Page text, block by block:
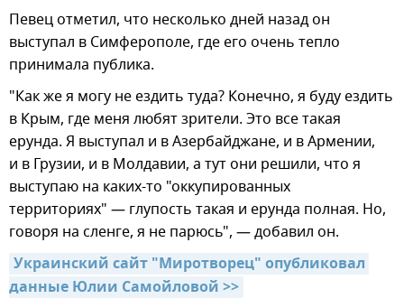
Певец отметил, что несколько дней назад он
выступал в Симферополе, где его очень тепло
принимала публика.
"Как же я могу не ездить туда? Конечно, я буду ездить
в Крым, где меня любят зрители. Это все такая
ерунда. Я выступал и в Азербайджане, и в Армении,
и в Грузии, и в Молдавии, а тут они решили, что я
выступаю на каких-то "оккупированных
территориях" — глупость такая и ерунда полная. Но,
говоря на сленге, я не парюсь", — добавил он.
Украинский сайт "Миротворец" опубликовал
данные Юлии Самойловой >>